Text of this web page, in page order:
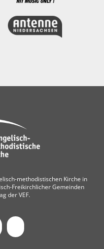
methodistischen Kirche in
Freikirchlicher Gemeinden
der VEF.